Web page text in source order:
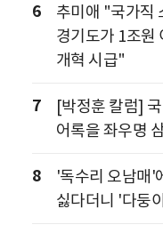
6
추미애 "국가직
경기도가 1조
개혁 시급"
7
[박정훈 칼럼]
어록을 좌우명
8
'독수리 오남매'
싫다더니 '다둥